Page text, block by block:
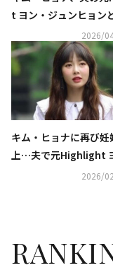
t ヨン・ジュンヒョン
ャン・ソンギュの誕
い！（動画あり）
2026/
キム・ヒョナに再び妊
上…夫で元Highlight
ュンヒョンとのデー
2026/